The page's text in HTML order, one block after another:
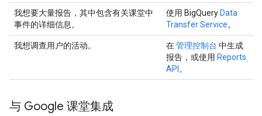
我想要大量报告，其中包含有关课堂中
事件的详细信息。
使用 BigQuery Data
Transfer Service。
我想调查用户的活动。 在管理控制台 中生成
报告，或使用 Reports
API 。
与 Google 课堂集成